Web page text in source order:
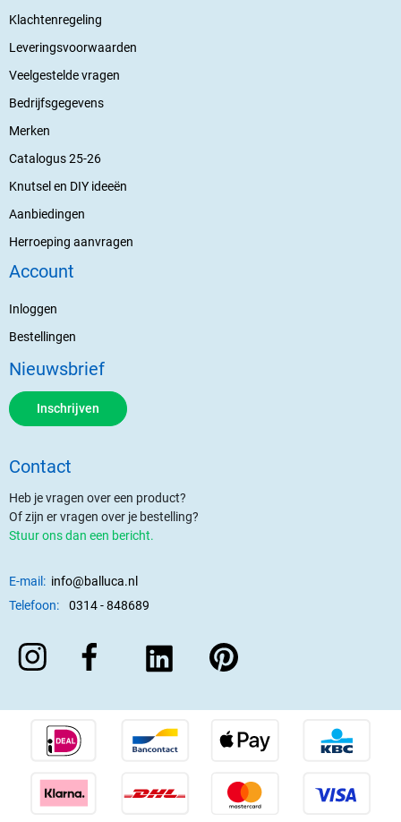
Klachtenregeling
Leveringsvoorwaarden
Veelgestelde vragen
Bedrijfsgegevens
Merken
Catalogus 25-26
Knutsel en DIY ideeën
Aanbiedingen
Herroeping aanvragen
Account
Inloggen
Bestellingen
Nieuwsbrief
Inschrijven
Contact
Heb je vragen over een product?
Of zijn er vragen over je bestelling?
Stuur ons dan een bericht.
E-mail: info@balluca.nl
Telefoon:
0314 - 848689